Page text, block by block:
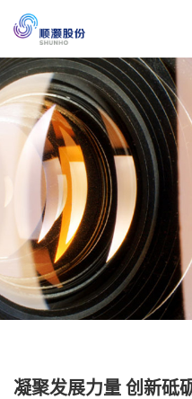
凝聚发展力量 创新砥